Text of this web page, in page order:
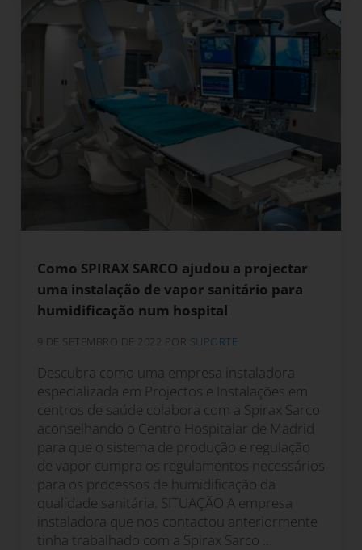
Como SPIRAX SARCO ajudou a projectar
uma instalação de vapor sanitário para
humidificação num hospital
9 DE SETEMBRO DE 2022 POR SUPORTE
Descubra como uma empresa instaladora
especializada em Projectos e Instalações em
centros de saúde colabora com a Spirax Sarco
aconselhando o Centro Hospitalar de Madrid
para que o sistema de produção e regulação
de vapor cumpra os regulamentos necessários
para os processos de humidificação da
qualidade sanitária. SITUAÇÃO A empresa
instaladora que nos contactou anteriormente
tinha trabalhado com a Spirax Sarco ...